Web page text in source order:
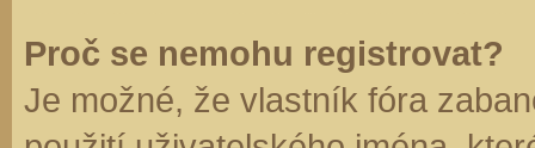
Proč se nemohu registrovat?
Je možné, že vlastník fóra